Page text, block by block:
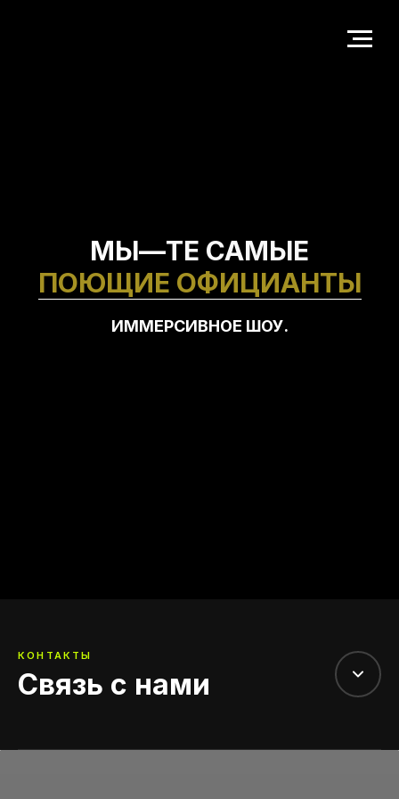
МЫ—ТЕ САМЫЕ
ПОЮЩИЕ ОФИЦИАНТЫ
ИММЕРСИВНОЕ ШОУ.
КОНТАКТЫ
Связь с нами